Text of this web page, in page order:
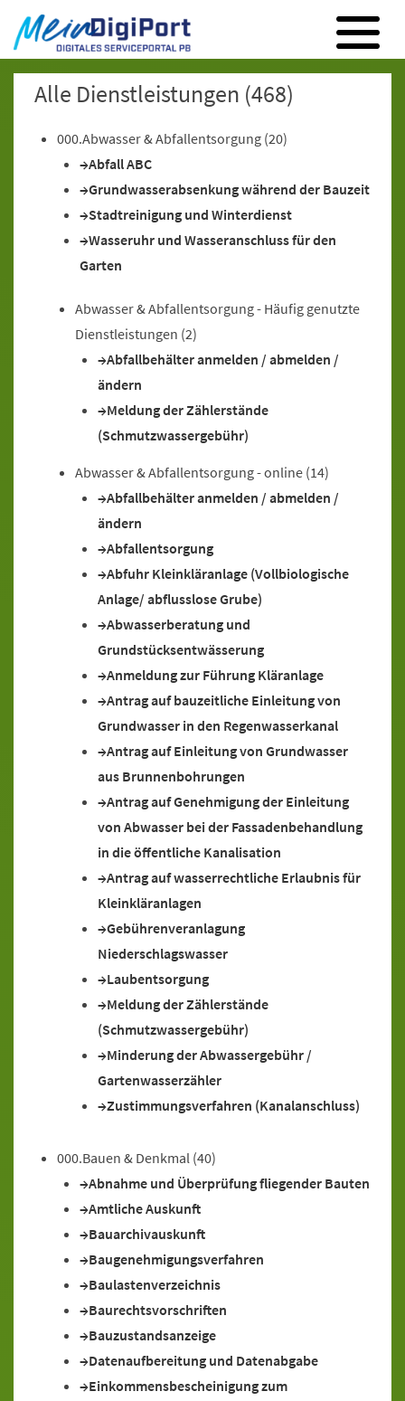
Digitales Serviceportal Paderborn
Zur Hauptnavigation
Zum Inhalt
Zum Footer
Alle Dienstleistungen (468)
000.Abwasser & Abfallentsorgung (20)
Abfall ABC
Grundwasserabsenkung während der Bauzeit
Stadtreinigung und Winterdienst
Wasseruhr und Wasseranschluss für den
Garten
Abwasser & Abfallentsorgung - Häufig genutzte
Dienstleistungen (2)
Abfallbehälter anmelden / abmelden /
ändern
Meldung der Zählerstände
(Schmutzwassergebühr)
Abwasser & Abfallentsorgung - online (14)
Abfallbehälter anmelden / abmelden /
ändern
Abfallentsorgung
Abfuhr Kleinkläranlage (Vollbiologische
Anlage/ abflusslose Grube)
Abwasserberatung und
Grundstücksentwässerung
Anmeldung zur Führung Kläranlage
Antrag auf bauzeitliche Einleitung von
Grundwasser in den Regenwasserkanal
Antrag auf Einleitung von Grundwasser
aus Brunnenbohrungen
Antrag auf Genehmigung der Einleitung
von Abwasser bei der Fassadenbehandlung
in die öffentliche Kanalisation
Antrag auf wasserrechtliche Erlaubnis für
Kleinkläranlagen
Gebührenveranlagung
Niederschlagswasser
Laubentsorgung
Meldung der Zählerstände
(Schmutzwassergebühr)
Minderung der Abwassergebühr /
Gartenwasserzähler
Zustimmungsverfahren (Kanalanschluss)
000.Bauen & Denkmal (40)
Abnahme und Überprüfung fliegender Bauten
Amtliche Auskunft
Bauarchivauskunft
Baugenehmigungsverfahren
Baulastenverzeichnis
Baurechtsvorschriften
Bauzustandsanzeige
Datenaufbereitung und Datenabgabe
Einkommensbescheinigung zum